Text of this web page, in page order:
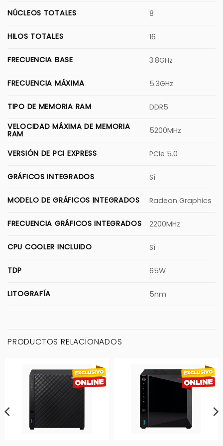
NÚCLEOS TOTALES 8
HILOS TOTALES 16
FRECUENCIA BASE 3.8GHz
FRECUENCIA MÁXIMA 5.3GHz
TIPO DE MEMORIA RAM
DDR5
VELOCIDAD MÁXIMA DE MEMORIA
RAM 5200MHz
VERSIÓN DE PCI EXPRESS PCIe 5.0
GRÁFICOS INTEGRADOS Sí
MODELO DE GRÁFICOS INTEGRADOS Radeon Graphics
FRECUENCIA GRÁFICOS INTEGRADOS 2200MHz
CPU COOLER INCLUIDO Sí
TDP 65W
LITOGRAFÍA 5nm
PRODUCTOS RELACIONADOS